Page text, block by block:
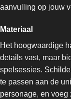
aanvulling op jouw
Materiaal
Het hoogwaardige
details vast, maar
spelsessies.
te passen aan de
personage, en